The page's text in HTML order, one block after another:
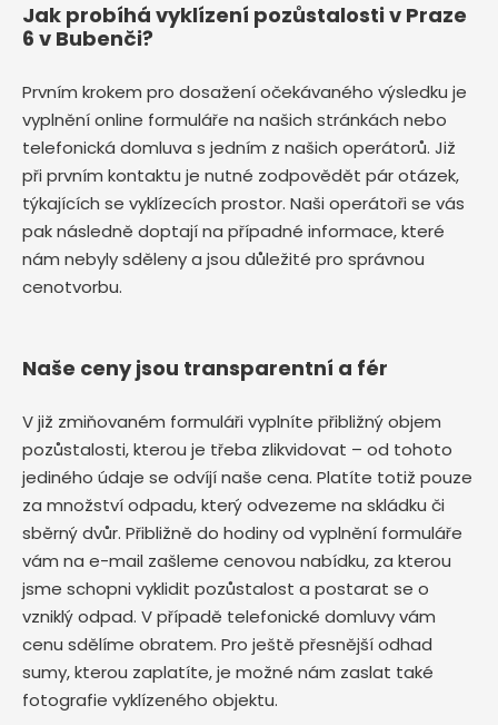
Jak probíhá vyklízení pozůstalosti v Praze
6 v Bubenči?
Prvním krokem pro dosažení očekávaného výsledku je
vyplnění online formuláře na našich stránkách nebo
telefonická domluva s jedním z našich operátorů. Již
při prvním kontaktu je nutné zodpovědět pár otázek,
týkajících se vyklízecích prostor. Naši operátoři se vás
pak následně doptají na případné informace, které
nám nebyly sděleny a jsou důležité pro správnou
cenotvorbu.
Naše ceny jsou transparentní a fér
V již zmiňovaném formuláři vyplníte přibližný objem
pozůstalosti, kterou je třeba zlikvidovat – od tohoto
jediného údaje se odvíjí naše cena. Platíte totiž pouze
za množství odpadu, který odvezeme na skládku či
sběrný dvůr. Přibližně do hodiny od vyplnění formuláře
vám na e-mail zašleme cenovou nabídku, za kterou
jsme schopni vyklidit pozůstalost a postarat se o
vzniklý odpad. V případě telefonické domluvy vám
cenu sdělíme obratem. Pro ještě přesnější odhad
sumy, kterou zaplatíte, je možné nám zaslat také
fotografie vyklízeného objektu.